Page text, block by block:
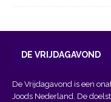
DE VRIJDAGAVOND
De Vrijdagavond is een
Joods Nederland. De